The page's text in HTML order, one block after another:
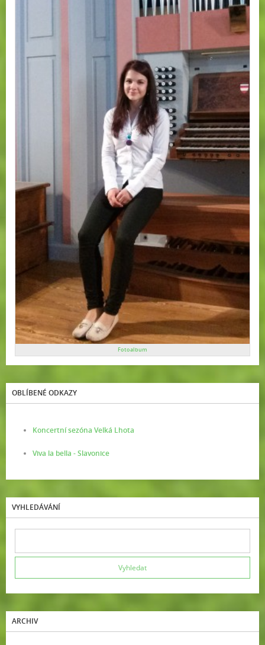
Fotoalbum
OBLÍBENÉ ODKAZY
Koncertní sezóna Velká Lhota
Viva la bella - Slavonice
VYHLEDÁVÁNÍ
ARCHIV